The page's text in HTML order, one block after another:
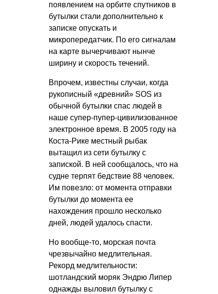
появлением на орбите спутников в
бутылки стали дополнительно к
записке опускать и
микропередатчик. По его сигналам
на карте вычерчивают нынче
ширину и скорость течений.
Впрочем, известны случаи, когда
рукописный «древний» SOS из
обычной бутылки спас людей в
наше супер-пупер-цивилизованное
электронное время. В 2005 году на
Коста-Рике местный рыбак
вытащил из сети бутылку с
запиской. В ней сообщалось, что на
судне терпят бедствие 88 человек.
Им повезло: от момента отправки
бутылки до момента ее
нахождения прошло несколько
дней, людей удалось спасти.
Но вообще-то, морская почта
чрезвычайно медлительная.
Рекорд медлительности:
шотландский моряк Эндрю Липер
однажды выловил бутылку с